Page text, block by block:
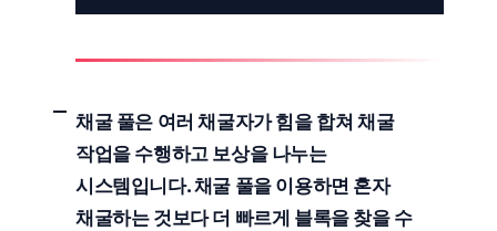
채굴 풀은 여러 채굴자가 힘을 합쳐 채굴
작업을 수행하고 보상을 나누는
시스템입니다. 채굴 풀을 이용하면 혼자
채굴하는 것보다 더 빠르게 블록을 찾을 수